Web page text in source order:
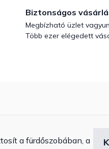
Biztonságos
Megbízható üzlet
Több ezer elégedett
a fürdőszobában, a